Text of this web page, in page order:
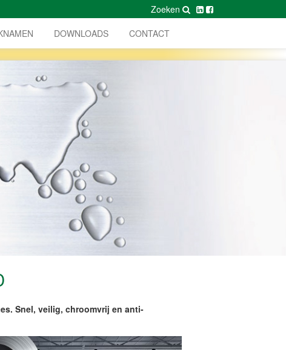
Zoeken
DOWNLOADS CONTACT
Snel, veilig, chroomvrij en anti-